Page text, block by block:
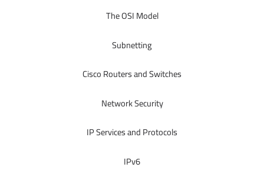
The OSI Model
Subnetting
Cisco Routers and Switches
Network Security
IP Services and Protocols
IPv6